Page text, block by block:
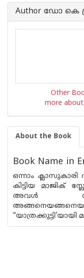
Author ഡോ കെ
Other
more
About the Book
Book Name in
ഒന്നാം ക്ലാസുകാരി
കിട്ടിയ മാജിക്
അവൾ
“യാത്രക്കുട്ടി’യായി